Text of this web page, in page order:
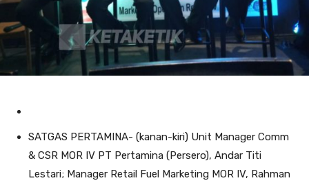
SATGAS PERTAMINA- (kanan-kiri) Unit Manager Comm
& CSR MOR IV PT Pertamina (Persero), Andar Titi
Lestari; Manager Retail Fuel Marketing MOR IV, Rahman